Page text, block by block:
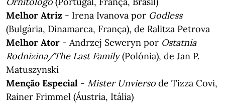
Melhor Atriz - Irena Ivanova por Godless
(Bulgária, Dinamarca, França), de Ralitza Petrova
Melhor Ator - Andrzej Seweryn por Ostatnia
Rodnizina/The Last Family(Polónia), de Jan P.
Matuszynski
Menção Especial - Mister Unvierso de Tizza Covi,
Rainer Frimmel (Áustria, Itália)